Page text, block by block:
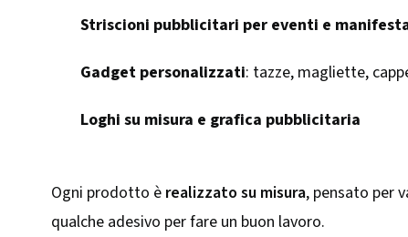
Striscioni pubblicitari per eventi e
Gadget personalizzati: tazze, magliette,
Loghi su misura e grafica pubblicitaria
Ogni prodotto è realizzato su misura, pensato per
qualche adesivo per fare un buon lavoro.